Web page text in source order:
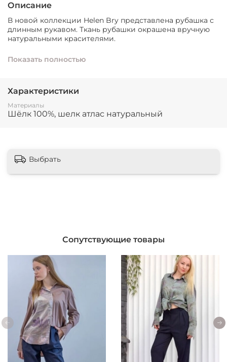
Описание
В новой коллекции Helen Bry представлена рубашка с
длинным рукавом. Ткань рубашки окрашена вручную
натуральными красителями.
Модель свободного кроя, немного удлинённая сзади.
Состав: 100% атласный шёлк
Размер: 46-48 оверсайз
*Цвет изделия может отличаться в зависимости от
настроек вашего монитора
сначала в тёплой, потом в большом количестве
холодной воды.
3. После первых стирок возможно окрашивание воды.
Не пугайтесь))
4. Для сохранения структуры и рисунка шёлковые
изделия нельзя тереть, выжимать, выкручивать
⠀
5. Не рекомендуется сушить изделия из шёлка в
сушильном устройстве, вблизи радиаторов или на
солнце.
Показать полностью
Характеристики
Материалы
Шёлк 100%, шелк атлас натуральный
Выбрать
Сопутствующие товары